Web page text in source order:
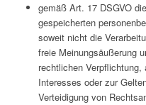
gemäß Art. 17 DSGVO
gespeicherten
soweit nicht die
freie Meinungsäußerung
rechtlichen
Interesses oder zur
Verteidigung von